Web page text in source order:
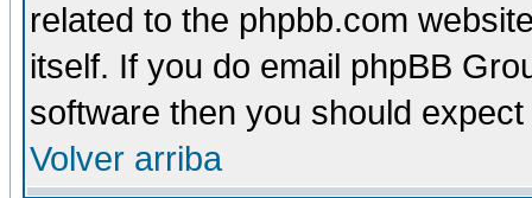
related to the phpbb.com
itself. If you do email phpBB
software then you should
Volver arriba